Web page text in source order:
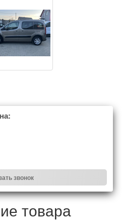
звонок
товара